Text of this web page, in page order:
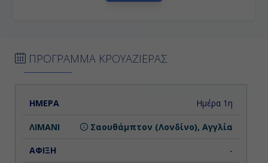
ΠΡΟΓΡΑΜΜΑ ΚΡΟΥΑΖΙΕΡΑΣ
ΗΜΕΡΑ ΑΝΑΧΩΡΗΣΗ
Ημέρα 1η
Σαουθάμπτον (Λονδίνο), Αγγλία
-